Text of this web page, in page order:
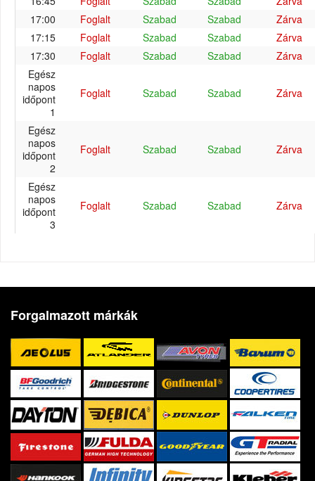
17:00
Foglalt Szabad Szabad
Zárva
17:15
Foglalt Szabad Szabad
Zárva
17:30
Foglalt Szabad Szabad
Zárva
Egész
napos
időpont
1
Foglalt Szabad Szabad Zárva
Egész
napos
időpont
2
Foglalt Szabad Szabad Zárva
Egész
napos
időpont
3
Foglalt Szabad Szabad Zárva
Forgalmazott márkák